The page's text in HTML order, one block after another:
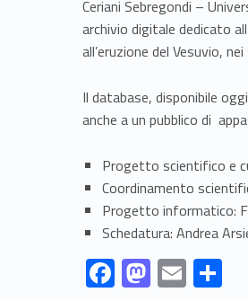
s
b
e
f
o
r
Ceriani Sebregondi –
archivio digitale dedicato
all’eruzione del Vesuvio,
Il database, disponibile
anche a un pubblico di
Progetto scientifico e
Coordinamento
Progetto informatico:
Schedatura: Andrea
Link identifier #identifier__23557-7
F
Link identifier #identifier__178980-8 M
Link identifier #identifier__181889-9 E
Link identifier #identifier__47781-10